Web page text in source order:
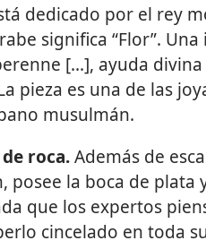
dedicado por el rey
significa “Flor”.
[...], ayuda
pieza es una de las
musulmán.
roca.Además de
posee la boca de plata
que los expertos
cincelado en toda